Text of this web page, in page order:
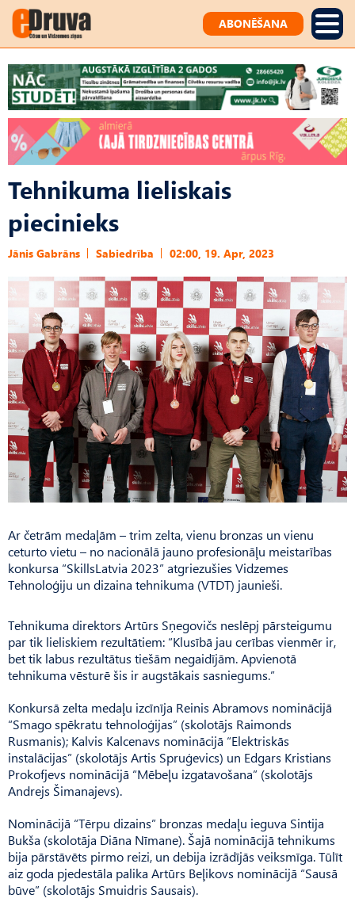
ABONĒŠANA
Tehnikuma lieliskais
piecinieks
Jānis Gabrāns Sabiedrība 02:00, 19. Apr, 2023
Ar četrām medaļām – trim zelta, vienu bronzas un vienu
ceturto vietu – no nacionālā jauno profesionāļu meistarības
konkursa “SkillsLatvia 2023” atgriezušies Vidzemes
Tehnoloģiju un dizaina tehnikuma (VTDT) jaunieši.
Tehnikuma direktors Ar­tūrs Sņegovičs neslēpj pārsteigumu
par tik lieliskiem rezultātiem: “Klusībā jau cerības vienmēr ir,
bet tik labus rezultātus tiešām negaidījām. Ap­vienotā
tehnikuma vēsturē šis ir augstākais sasniegums.”
Konkursā zelta medaļu izcīnīja Reinis Abramovs nominācijā
“Smago spēkratu tehnoloģijas” (skolotājs Raimonds
Rusmanis); Kalvis Kalcenavs nominācijā “Elektriskās
instalācijas” (skolotājs Artis Spru­ģevics) un Edgars Kristians
Prokofjevs nominācijā “Mē­be­ļu izgatavošana” (skolotājs
Andrejs Šimanajevs).
Nominācijā “Tērpu dizains” bronzas medaļu ieguva Sintija
Bukša (skolotāja Diāna Nī­mane). Šajā nominācijā tehnikums
bija pārstāvēts pirmo reizi, un debija izrādījās veiksmīga. Tūlīt
aiz goda pjedestāla palika Artūrs Beļikovs nominācijā “Sausā
būve” (skolotājs Smuidris Sausais).